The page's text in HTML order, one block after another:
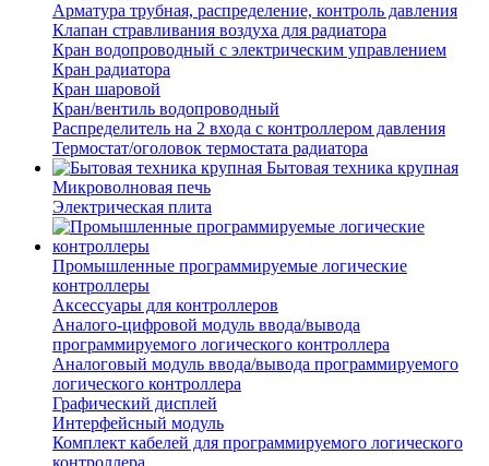
Арматура трубная, распределение, контроль давления
Клапан стравливания воздуха для радиатора
Кран водопроводный с электрическим управлением
Кран радиатора
Кран шаровой
Кран/вентиль водопроводный
Распределитель на 2 входа с контроллером давления
Термостат/оголовок термостата радиатора
Бытовая техника крупная
Микроволновая печь
Электрическая плита
Промышленные программируемые логические
контроллеры
Аксессуары для контроллеров
Аналого-цифровой модуль ввода/вывода
программируемого логического контроллера
Аналоговый модуль ввода/вывода программируемого
логического контроллера
Графический дисплей
Интерфейсный модуль
Комплект кабелей для программируемого логического
контроллера